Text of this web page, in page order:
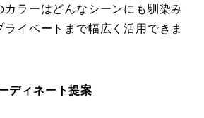
カラーはどんなシーンにも馴染み
イベートまで幅広く活用できま
ディネート提案